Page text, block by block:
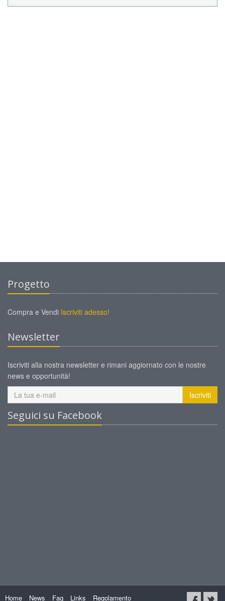
Progetto
Compra e Vendi Iscriviti adesso!
Newsletter
Iscriviti alla nostra newsletter e rimani aggiornato con le nostre
news e opportunità!
Iscriviti
Seguici su Facebook
Home News Faq Links Regolamento